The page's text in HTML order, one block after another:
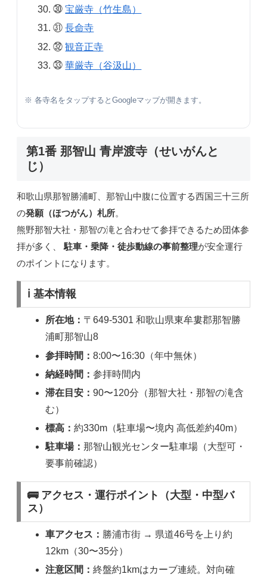
㉚宝厳寺（竹生島）
㉛長命寺
㉜観音正寺
㉝華厳寺（谷汲山）
※ 各寺名をタップするとGoogleマップが開きます。
第1番 那智山 青岸渡寺（せいがんと
じ）
和歌山県那智勝浦町、那智山中腹に位置する西国三十三所
の発願（ほつがん）札所。
熊野那智大社・那智の滝と合わせて参拝できるため団体参
拝が多く、 駐車・乗降・徒歩動線の事前整理が安全運行
のポイントになります。
ℹ️ 基本情報
所在地： 〒649-5301 和歌山県東牟婁郡那智勝
浦町那智山8
参拝時間：8:00〜16:30（年中無休）
納経時間：参拝時間内
滞在目安：90〜120分（那智大社・那智の滝含
む）
標高：約330m（駐車場〜境内 高低差約40m）
駐車場：那智山観光センター駐車場（大型可・
要事前確認）
🚌 アクセス・運行ポイント（大型・中型バ
ス）
車アクセス： 勝浦市街 → 県道46号を上り約
12km（30〜35分）
注意区間：終盤約1kmはカーブ連続。対向確